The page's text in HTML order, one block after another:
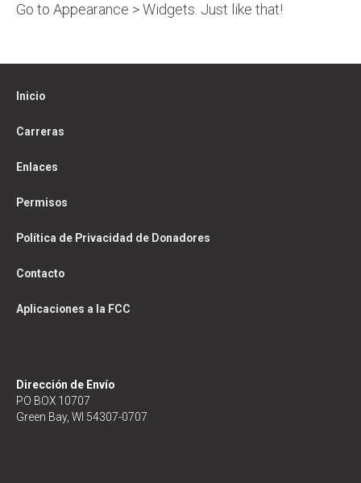
Go to Appearance > Widgets. Just like that!
Inicio
Carreras
Enlaces
Permisos
Política de Privacidad de Donadores
Contacto
Aplicaciones a la FCC
Dirección de Envío
PO BOX 10707
Green Bay, WI 54307-0707